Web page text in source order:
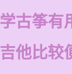
古筝有
他比较